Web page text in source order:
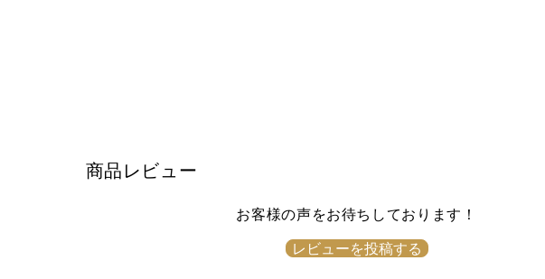
商品レビュー
お客様の声をお待ちしております！
レビューを投稿する